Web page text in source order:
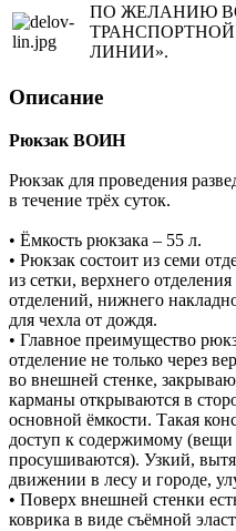
ПО ЖЕЛАНИЮ
ЛИНИИ».
Описание
Рюкзак ВОИН
Рюкзак для проведения
в течение трёх суток.
• Ёмкость рюкзака – 55 л.
• Рюкзак состоит из семи
из сетки, верхнего
отделений, нижнего
для чехла от дождя.
• Главное преимущество
отделение не только через
во внешней стенке,
карманы открываются в
основной ёмкости. Такая
доступ к содержимому
просушиваются). Узкий,
движении в лесу и городе,
• Поверх внешней стенки
коврика в виде съёмной